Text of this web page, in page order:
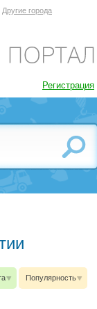
Другие города
Регистрация
Популярность